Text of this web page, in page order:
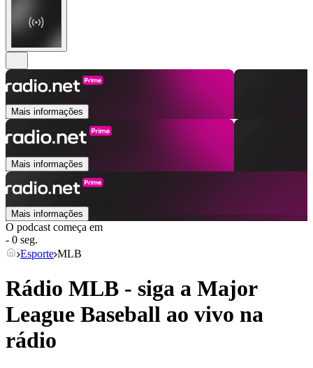
Mais informações
Mais informações
Mais informações
O podcast começa em
- 0 seg.
Esporte MLB
Rádio MLB - siga a Major
League Baseball ao vivo na
rádio